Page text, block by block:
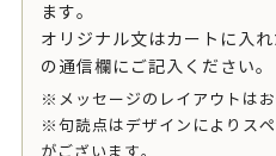
ます。
オリジナル文はカートに入
の通信欄にご記入ください。
※メッセージのレイアウトはお
※句読点はデザインによりス